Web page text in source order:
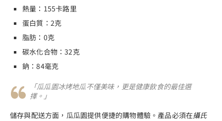
熱量：155卡路里
蛋白質：2克
脂肪：0克
碳水化合物：32克
鈉：84毫克
「瓜瓜園冰烤地瓜不僅美味，更是健康飲食的最佳選
擇。」
儲存與配送方面，瓜瓜園提供便捷的購物體驗。產品必須在攝氏